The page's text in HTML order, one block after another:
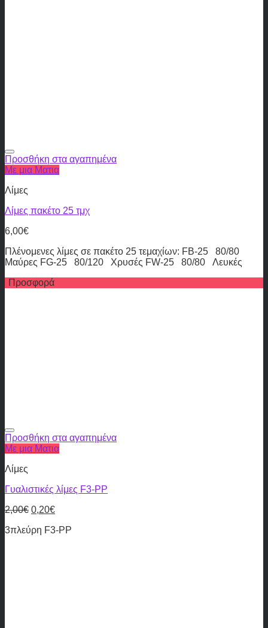
Προσθήκη στα αγαπημένα
Με μια Ματια
Λίμες
Λίμες πακέτο 25 τμχ
6,00€
Πλένομενες λίμες σε πακέτο 25 τεμαχίων: FB-25 80/80
Μαύρες FG-25 80/120 Χρυσές FW-25 80/80 Λευκές
Προσφορά
Προσθήκη στα αγαπημένα
Με μια Ματια
Λίμες
Γυαλιστικές λίμες F3-PP
2,00€ 0,20€
3πλεύρη F3-PP